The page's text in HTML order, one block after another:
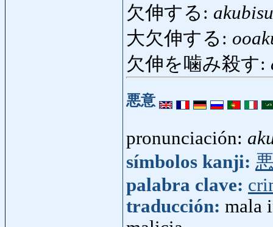
欠伸する:
大欠伸する:
欠伸を噛み殺す:
悪意
pronunciación:
símbolos kanji:
palabra clave:
traducción: mala